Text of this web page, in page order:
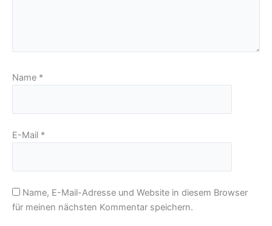
Name *
E-Mail *
Name, E-Mail-Adresse und Website in diesem Browser
für meinen nächsten Kommentar speichern.